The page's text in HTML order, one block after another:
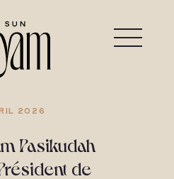
2026
Pasikudah
de